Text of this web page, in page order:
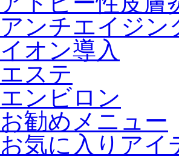
アンチエイジン
イオン導入
エステ
エンビロン
お勧めメニュー
お気に入りアイ